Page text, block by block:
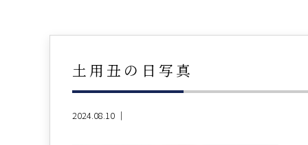
土用丑の日写真
2024.08.10 ｜